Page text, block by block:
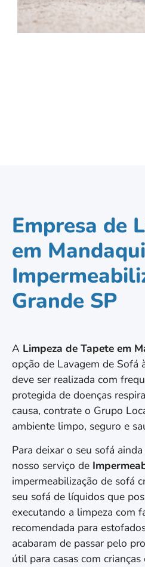
Empresa de
em
Grande SP
A Limpeza de Tapete em
opção de Lavagem de Sofá
deve ser realizada com
protegida de doenças
causa, contrate o Grupo
ambiente limpo, seguro e
Para deixar o seu sofá
nosso serviço de
impermeabilização de sofá
seu sofá de líquidos que
executando a limpeza com
recomendada para
acabaram de passar pelo
útil para casas com